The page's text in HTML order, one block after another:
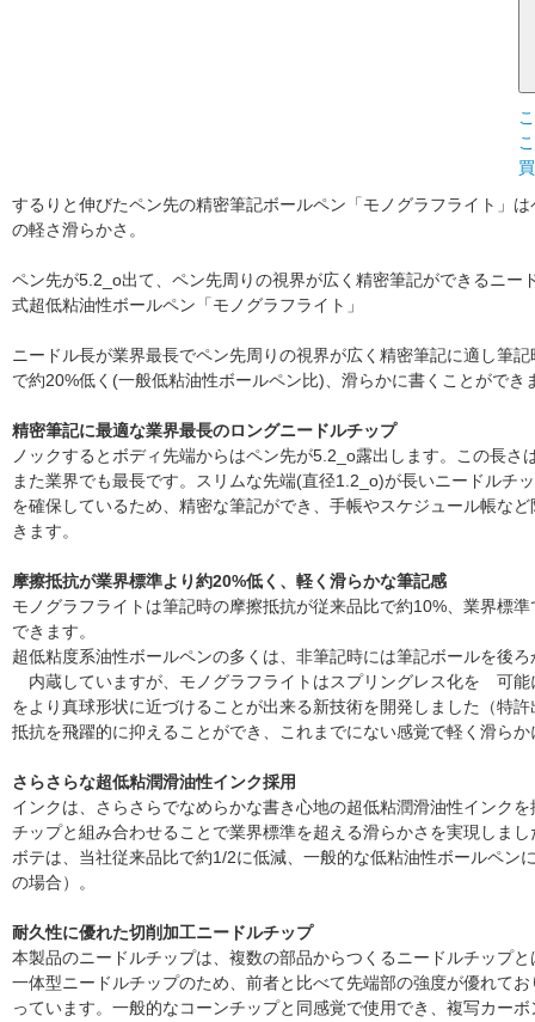
するりと伸びたペン先の精密筆記ボールペン「モノグラフライト」
の軽さ滑らかさ。
ペン先が5.2_o出て、ペン先周りの視界が広く精密筆記ができるニ
式超低粘油性ボールペン「モノグラフライト」
ニードル長が業界最長でペン先周りの視界が広く精密筆記に適し筆
で約20%低く(一般低粘油性ボールペン比)、滑らかに書くことができ
精密筆記に最適な業界最長のロングニードルチップ
ノックするとボディ先端からはペン先が5.2_o露出します。この長
また業界でも最長です。スリムな先端(直径1.2_o)が長いニードルチ
を確保しているため、精密な筆記ができ、手帳やスケジュール帳な
きます。
摩擦抵抗が業界標準より約20%低く、軽く滑らかな筆記感
モノグラフライトは筆記時の摩擦抵抗が従来品比で約10%、業界標
できます。
超低粘度系油性ボールペンの多くは、非筆記時には筆記ボールを
内蔵していますが、モノグラフライトはスプリングレス化を 可能
をより真球形状に近づけることが出来る新技術を開発しました（特
抵抗を飛躍的に抑えることができ、これまでにない感覚で軽く滑ら
さらさらな超低粘潤滑油性インク採用
インクは、さらさらでなめらかな書き心地の超低粘潤滑油性インク
チップと組み合わせることで業界標準を超える滑らかさを実現しま
ボテは、当社従来品比で約1/2に低減、一般的な低粘油性ボールペン
の場合）。
耐久性に優れた切削加工ニードルチップ
本製品のニードルチップは、複数の部品からつくるニードルチップ
一体型ニードルチップのため、前者と比べて先端部の強度が優れて
っています。一般的なコーンチップと同感覚で使用でき、複写カー